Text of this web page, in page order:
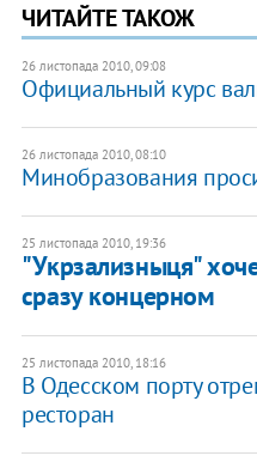
ЧИТАЙТЕ ТАКОЖ
26 листопада 2010, 09:08
Официальный курс
26 листопада 2010, 08:10
Минобразования
25 листопада 2010, 19:36
"Укрзализныця"
сразу концерном
25 листопада 2010, 18:16
В Одесском порту
ресторан